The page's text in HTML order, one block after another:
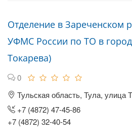
Отделение в Зареченском
УФМС России по ТО в
Токарева)
0
Тульская область, Тула, улица
+7 (4872) 47-45-86
+7 (4872) 32-40-54